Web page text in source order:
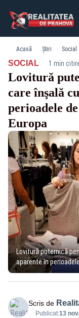
Acasă Știri Social
SOCIAL· 1 min
Lovitură
care înşală
perioadele
Europa
Lovitură puternică
aparente în
Scris de
Publicat:13